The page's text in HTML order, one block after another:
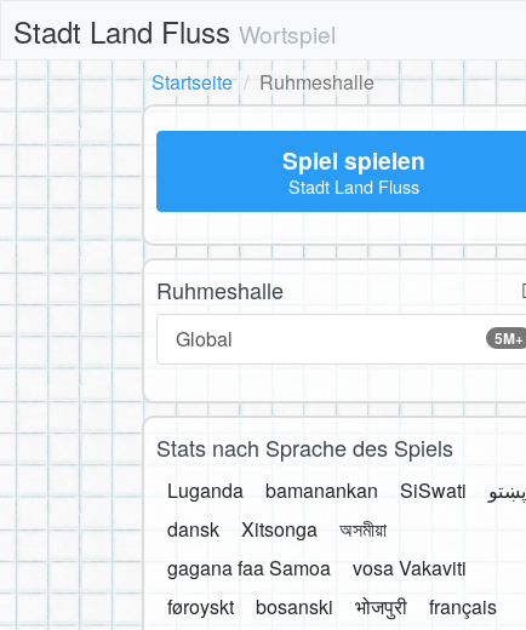
Stadt Land Fluss Wortspiel
Startseite
Ruhmeshalle
Spiel spielen
Stadt Land Fluss
Ruhmeshalle
5M+
Global
Stats nach Sprache des Spiels
Luganda bamanankan SiSwati
پښتو
dansk
Xitsonga
অসমীয়া
gagana faa Samoa
vosa Vakaviti
føroyskt
bosanski भोजपुरी
français